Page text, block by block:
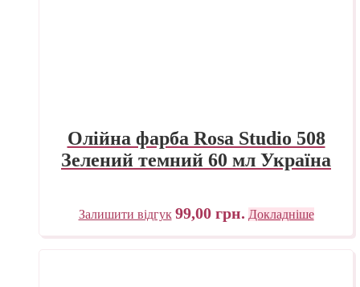
Олійна фарба Rosa Studio 508
Зелений темний 60 мл Україна
Залишити відгук 99,00 грн. Докладніше